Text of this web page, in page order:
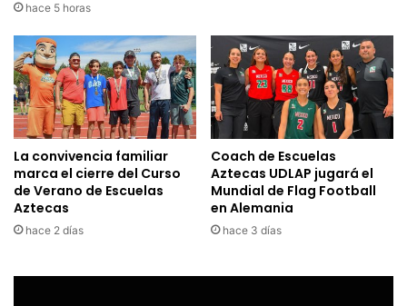
hace 5 horas
La convivencia familiar
marca el cierre del Curso
de Verano de Escuelas
Aztecas
hace 2 días
Coach de Escuelas
Aztecas UDLAP jugará el
Mundial de Flag Football
en Alemania
hace 3 días